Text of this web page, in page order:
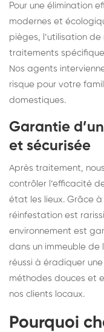
Pour une élimination
modernes et
pièges, l’utilisation
traitements
Nos agents
risque pour votre
domestiques.
Garantie
et sécurisée
Après traitement,
contrôler l’efficacité
état les lieux. Grâce
réinfestation est
environnement est
dans un immeuble de
réussi à éradiquer
méthodes douces et
nos clients locaux.
Pourquoi